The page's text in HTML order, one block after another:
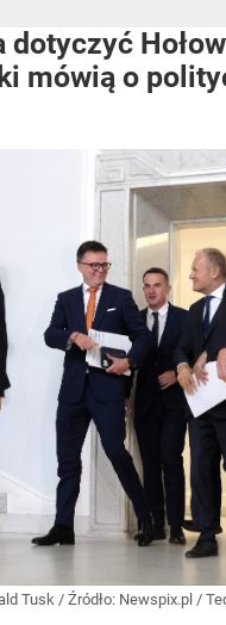
dotyczyć
mówią o
Tusk / Źródło: Newspix.pl /